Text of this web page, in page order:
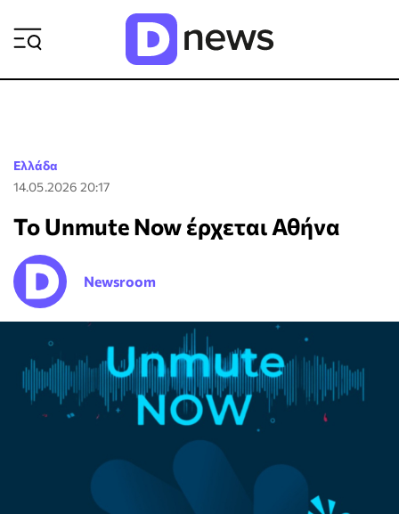
Ελλάδα
14.05.2026 20:17
Το Unmute Now έρχεται Αθήνα
Newsroom